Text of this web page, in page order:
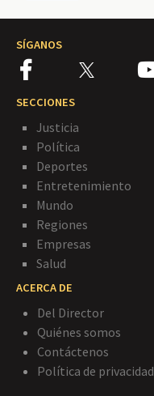
SÍGANOS
SECCIONES
Justicia
Política
Deportes
Entretenimiento
Mundo
Regiones
Empresas
Salud
ACERCA DE
Del Director
Quiénes somos
Contáctenos
Política de privacidad